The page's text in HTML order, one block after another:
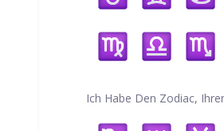
Ich Habe Den Zodiac,